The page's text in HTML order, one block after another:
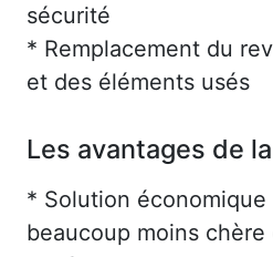
sécurité
* Remplacement du
et des éléments usés
Les avantages de
* Solution
beaucoup moins chère